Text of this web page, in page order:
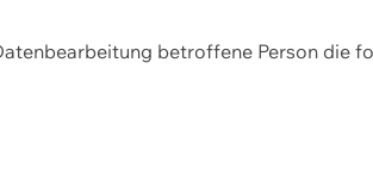
betroffene Person die